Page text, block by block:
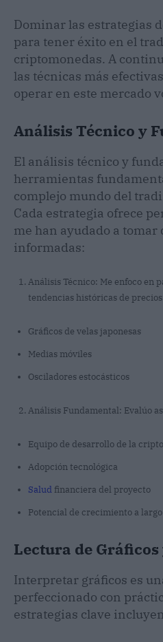
Dominar las estrategias
para tener éxito en el
criptomonedas. A
las técnicas más
operar en este mercado
Análisis Técnico y
El análisis técnico y
herramientas
complejo mundo del
Cada estrategia ofrece
me han ayudado a tomar
informadas:
Análisis Técnico: Me enfoco en
tendencias históricas de
Gráficos de velas japonesas
Medias móviles
Osciladores estocásticos
Análisis Fundamental: Evalúo
Equipo de desarrollo de la
Adopción tecnológica
Salud financiera del proyecto
Potencial de crecimiento a
Lectura de
Interpretar gráficos es
perfeccionado con
estrategias clave